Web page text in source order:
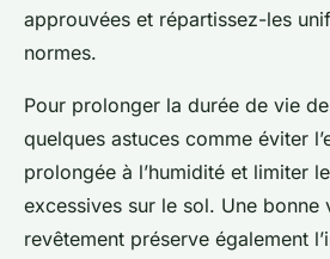
approuvées et répartissez-les
normes.
Pour prolonger la durée de vie
quelques astuces comme éviter
prolongée à l’humidité et limiter
excessives sur le sol. Une bonne
revêtement préserve également